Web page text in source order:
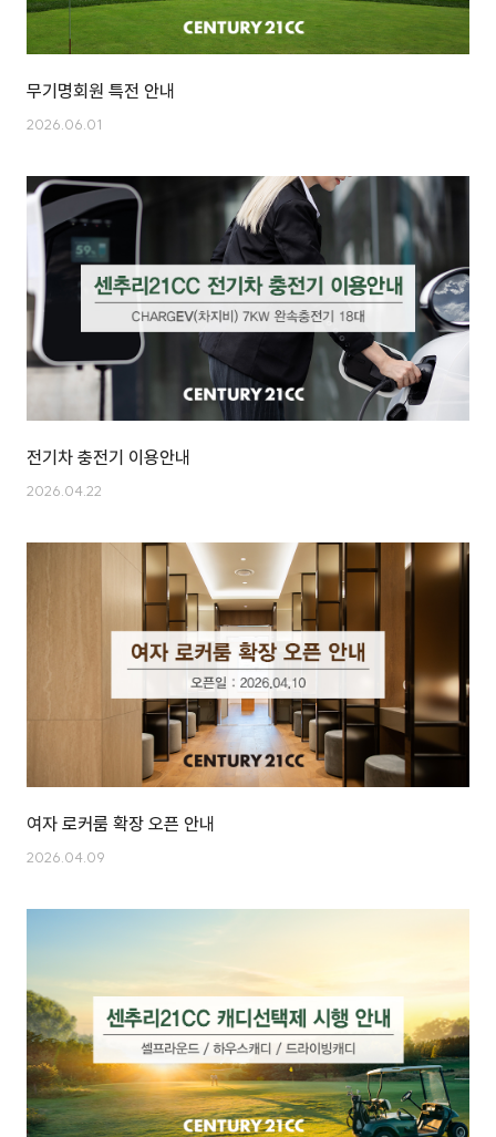
무기명회원 특전 안내
2026.06.01
전기차 충전기 이용안내
2026.04.22
여자 로커룸 확장 오픈 안내
2026.04.09